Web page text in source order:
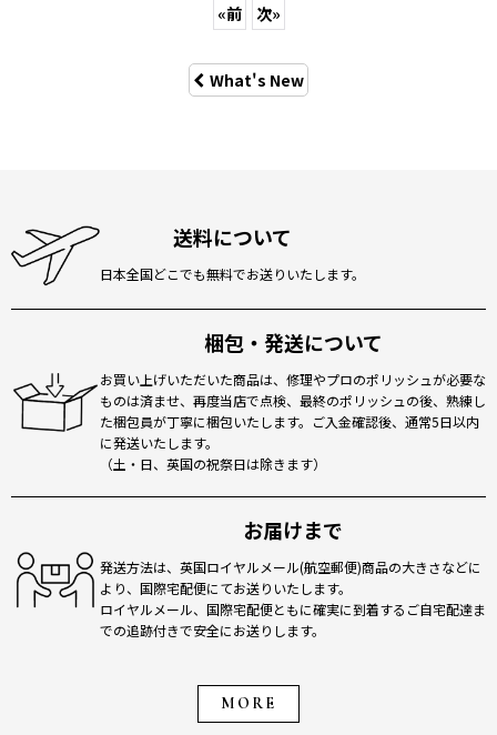
«前 次»
What's New
送料について
日本全国どこでも無料でお送りいたします。
梱包・発送について
お買い上げいただいた商品は、修理やプロのポリッシュが必要な
ものは済ませ、再度当店で点検、最終のポリッシュの後、熟練し
た梱包員が丁寧に梱包いたします。ご入金確認後、通常5日以内
に発送いたします。
（土・日、英国の祝祭日は除きます）
お届けまで
発送方法は、英国ロイヤルメール(航空郵便)商品の大きさなどに
より、国際宅配便にてお送りいたします。
ロイヤルメール、国際宅配便ともに確実に到着するご自宅配達ま
での追跡付きで安全にお送りします。
MORE